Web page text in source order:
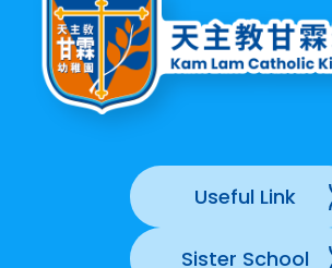
Useful Link
Sister School